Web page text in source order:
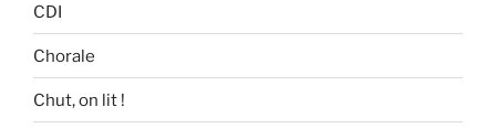
CDI
Chorale
Chut, on lit !